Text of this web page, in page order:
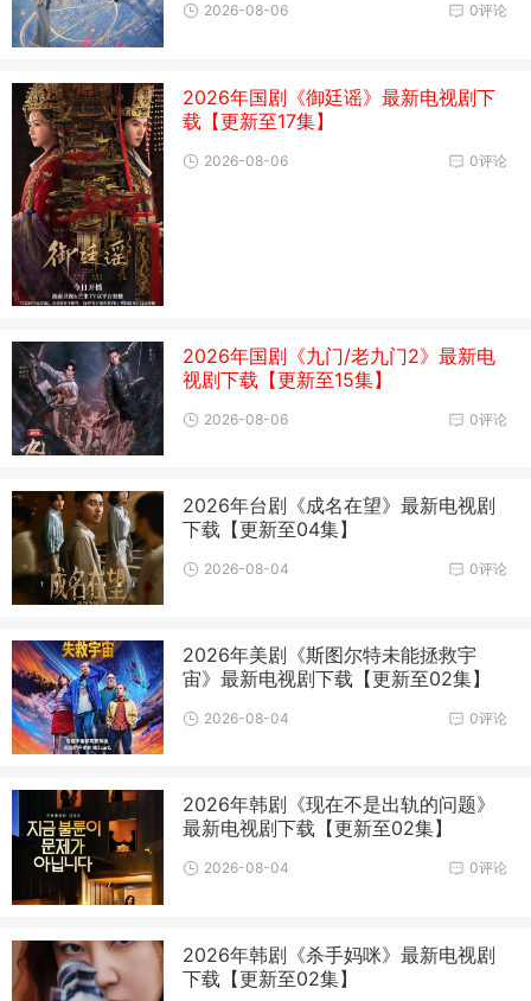
0评论
2026-08-06
2026年国剧《御廷谣》最新电视剧下
载【更新至17集】
0评论
2026-08-06
2026年国剧《九门/老九门2》最新电
视剧下载【更新至15集】
0评论
2026-08-06
2026年台剧《成名在望》最新电视剧
下载【更新至04集】
0评论
2026-08-04
2026年美剧《斯图尔特未能拯救宇
宙》最新电视剧下载【更新至02集】
0评论
2026-08-04
2026年韩剧《现在不是出轨的问题》
最新电视剧下载【更新至02集】
0评论
2026-08-04
2026年韩剧《杀手妈咪》最新电视剧
下载【更新至02集】